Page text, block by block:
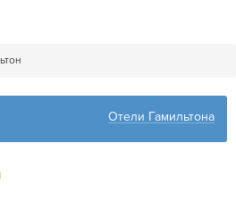
Отели Гамильтона